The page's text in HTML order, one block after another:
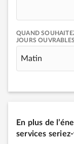
QUAND
JOURS
Matin
En plus de
services